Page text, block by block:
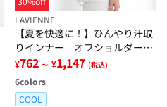
LAVIENNE
【夏を快適に！】ひんやり汗取
りインナー オフショルダー＜
さらりラボ＞
¥762 ～ ¥1,147 (税込)
6colors
COOL